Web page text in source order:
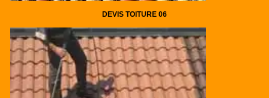
DEVIS TOITURE 06